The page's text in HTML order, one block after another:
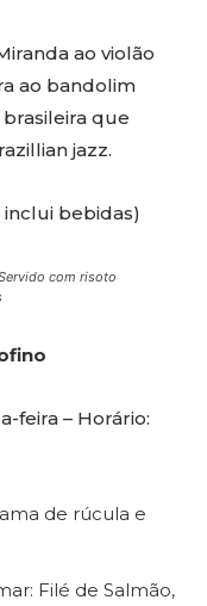
ao violão
ao bandolim
que
jazz.
inclui bebidas)
com risoto
feira – Horário:
de rúcula e
Filé de Salmão,